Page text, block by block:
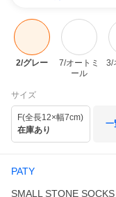
2/グレー
7/オートミ
ール
3/
サイズ
F(全長12×幅7cm)
在庫あり
一
PATY
SMALL STONE